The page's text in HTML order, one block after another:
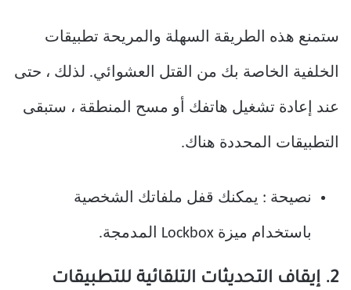
ستمنع هذه الطريقة السهلة والمريحة تطبيقات
الخلفية الخاصة بك من القتل العشوائي. لذلك ، حتى
عند إعادة تشغيل هاتفك أو مسح المنطقة ، ستبقى
التطبيقات المحددة هناك.
نصيحة : يمكنك قفل ملفاتك الشخصية
باستخدام ميزة Lockbox المدمجة.
2. إيقاف التحديثات التلقائية للتطبيقات